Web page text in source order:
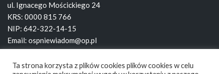
ul. Ignacego Mościckiego 24
KRS: 0000 815 766
NIP: 642-322-14-15
Email: ospniewiadom@op.pl
Strona:www.ospniewiadom.pl
Ta strona korzysta z plików cookies plików cookies w celu